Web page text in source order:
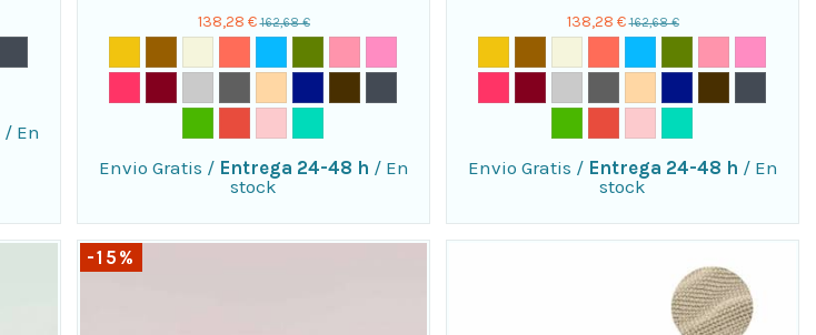
/ En
138,28 € 162,68 €
Envio Gratis / Entrega 24-48 h / En
stock
138,28 € 162,68 €
Envio Gratis / Entrega 24-48 h / En
stock
-15%